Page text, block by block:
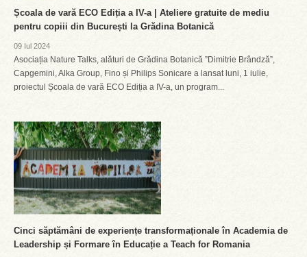
Școala de vară ECO Ediția a IV-a | Ateliere gratuite de mediu
pentru copiii din București la Grădina Botanică
09 Iul 2024
Asociația Nature Talks, alături de Grădina Botanică ”Dimitrie Brândză”,
Capgemini, Alka Group, Fino și Philips Sonicare a lansat luni, 1 iulie,
proiectul Școala de vară ECO Ediția a IV-a, un program...
Cinci săptămâni de experiențe transformaționale în Academia de
Leadership și Formare în Educație a Teach for Romania